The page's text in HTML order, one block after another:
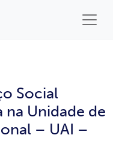
Social
na Unidade de
– UAI –